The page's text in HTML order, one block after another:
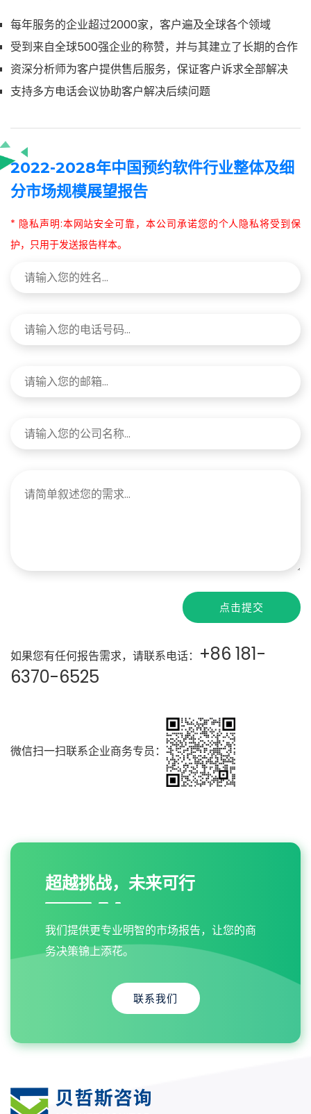
每年服务的企业超过2000家，客户遍及全球各个领域
受到来自全球500强企业的称赞，并与其建立了长期的合作
资深分析师为客户提供售后服务，保证客户诉求全部解决
支持多方电话会议协助客户解决后续问题
2022-2028年中国预约软件行业整体及细
分市场规模展望报告
* 隐私声明:本网站安全可靠，本公司承诺您的个人隐私将受到保
护，只用于发送报告样本。
点击提交
如果您有任何报告需求，请联系电话： +86 181-
6370-6525
微信扫一扫联系企业商务专员：
超越挑战，未来可行
我们提供更专业明智的市场报告，让您的商
务决策锦上添花。
联系我们